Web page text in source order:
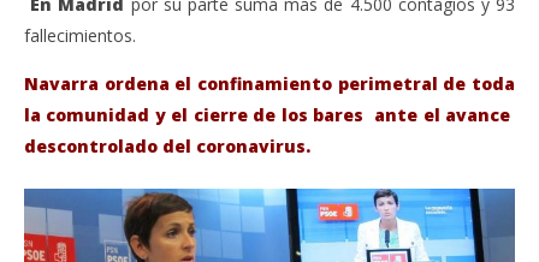
fallecimientos.
Navarra ordena el confinamiento perimetral de toda
la comunidad y el cierre de los bares ante el avance
descontrolado del coronavirus.